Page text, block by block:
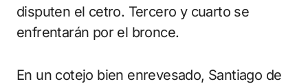
disputen el cetro. Tercero y cuarto se
enfrentarán por el bronce.
En un cotejo bien enrevesado, Santiago de